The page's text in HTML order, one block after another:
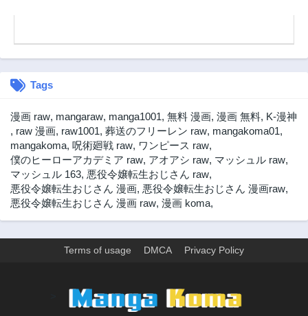
第39話
第37話
3ヶ月前
第36話
3ヶ月前
第35話
3ヶ月前
第34話
3ヶ月前
第33話
3ヶ月前
第32話
3ヶ月前
3ヶ月前
第26話
Tags
漫画 raw, mangaraw, manga1001, 無料 漫画, 漫画 無料, K-漫神
, raw 漫画, raw1001, 葬送のフリーレン raw, mangakoma01,
mangakoma, 呪術廻戦 raw, ワンピース raw,
僕のヒーローアカデミア raw, アオアシ raw, マッシュル raw,
マッシュル 163, 悪役令嬢転生おじさん raw,
悪役令嬢転生おじさん 漫画, 悪役令嬢転生おじさん 漫画raw,
悪役令嬢転生おじさん 漫画 raw, 漫画 koma,
Terms of usage DMCA Privacy Policy